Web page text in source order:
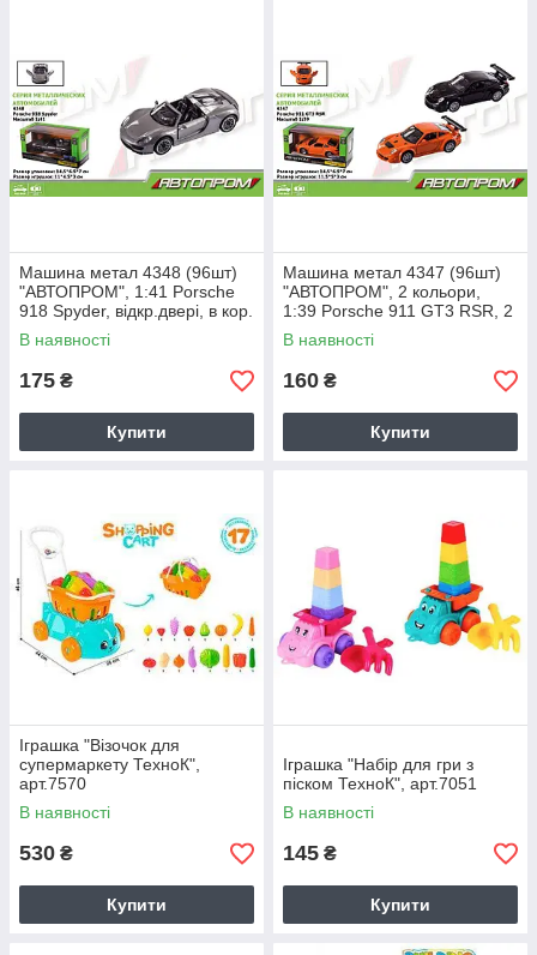
Машина метал 4348 (96шт)
"АВТОПРОМ", 1:41 Porsche
918 Spyder, відкр.двері, в кор.
14,5 * 6,5 * 7см
В наявності
175 ₴
Купити
Машина метал 4347 (96шт)
"АВТОПРОМ", 2 кольори,
1:39 Porsche 911 GT3 RSR, 2
кольори, відкр.двері, в кор. 14
В наявності
160 ₴
Купити
Іграшка "Візочок для
супермаркету ТехноК",
арт.7570
В наявності
530 ₴
Купити
Іграшка "Набір для гри з
піском ТехноК", арт.7051
В наявності
145 ₴
Купити